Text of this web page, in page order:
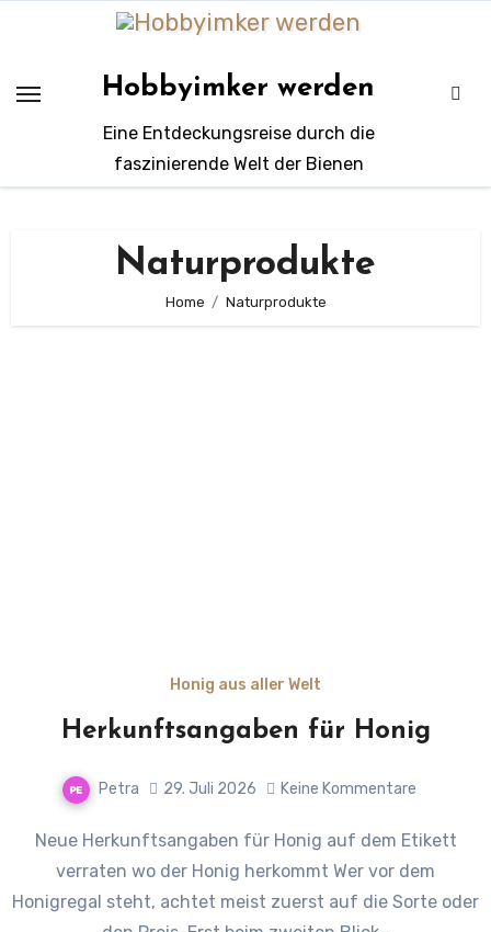
Hobbyimker werden
Eine Entdeckungsreise durch die
faszinierende Welt der Bienen
Naturprodukte
Home Naturprodukte
Honig aus aller Welt
Herkunftsangaben für Honig
Petra 29. Juli 2026 Keine Kommentare
Neue Herkunftsangaben für Honig auf dem Etikett
verraten wo der Honig herkommt Wer vor dem
Honigregal steht, achtet meist zuerst auf die Sorte oder